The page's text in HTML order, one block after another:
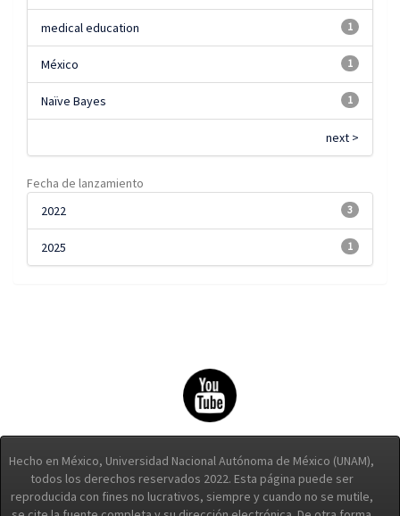
1
medical education
1
México
1
Naïve Bayes
next >
Fecha de lanzamiento
3
2022
1
2025
Hecho en México, Universidad Nacional Autónoma de México (UNAM),
todos los derechos reservados 2022. Esta página puede ser
reproducida con fines no lucrativos, siempre y cuando no se mutile,